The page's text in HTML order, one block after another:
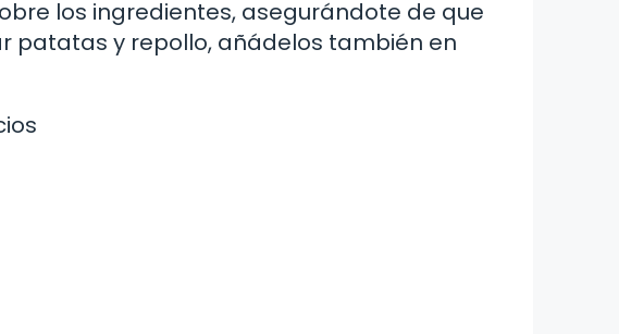
los ingredientes, asegurándote de que
patatas y repollo, añádelos también en